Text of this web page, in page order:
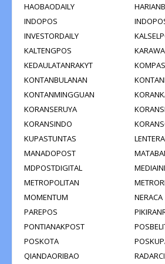
HAOBAODAILY
INDOPOS
INVESTORDAILY
KALTENGPOS
KEDAULATANRAKYT
KOMPAS
KONTANBULANAN
KONTANMINGGUAN
KORANSERUYA
KORANSINDO
KUPASTUNTAS
MANADOPOST
MDPOSTDIGITAL
METROPOLITAN
MOMENTUM
NERACA
PAREPOS
PONTIANAKPOST
POSKOTA
QIANDAORIBAO